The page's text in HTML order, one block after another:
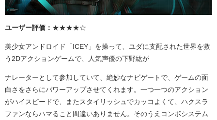
ユーザー評価： ★★★★☆
美少女アンドロイド「 ICEY 」を操って、ユダに支配された世界を救
う 2Dアクションゲームで、人気声優の下野紘が
ナレーターとして参加していて、絶妙なナビゲートで、ゲームの面
白さをさらにパワーアップさせてくれます。一つ一つのアクション
がハイスピードで、またスタイリッシュでカッコよくて、ハクスラ
ファンならハマること間違いありません。そのうえコンボシステム